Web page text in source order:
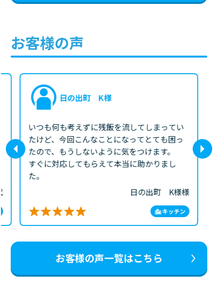
お客様の声
日の出町 K様
いつも何も考えずに残飯を流してしまってい
たけど、今回こんなことになってとても困っ
たので、もうしないように気をつけます。
すぐに対応してもらえて本当に助かりまし
た。
日の出町 K様様
キッチン
お客様の声一覧はこちら